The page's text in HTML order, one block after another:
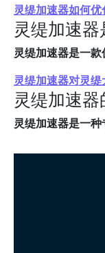
灵缇加速器如何
灵缇加速器
灵缇加速器是一款
灵缇加速器对灵
灵缇加速
灵缇加速器是一